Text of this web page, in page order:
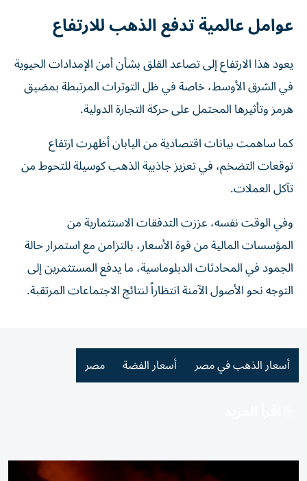
عوامل عالمية تدفع الذهب للارتفاع
يعود هذا الارتفاع إلى تصاعد القلق بشأن أمن الإمدادات الحيوية
في الشرق الأوسط، خاصة في ظل التوترات المرتبطة بمضيق
هرمز وتأثيرها المحتمل على حركة التجارة الدولية.
كما ساهمت بيانات اقتصادية من اليابان أظهرت ارتفاع
توقعات التضخم، في تعزيز جاذبية الذهب كوسيلة للتحوط من
تآكل العملات.
وفي الوقت نفسه، عززت التدفقات الاستثمارية من
المؤسسات المالية من قوة الأسعار، بالتزامن مع استمرار حالة
الجمود في المحادثات الدبلوماسية، ما يدفع المستثمرين إلى
التوجه نحو الأصول الآمنة انتظاراً لنتائج الاجتماعات المرتقبة.
أسعار الذهب في مصر أسعار الفضة مصر